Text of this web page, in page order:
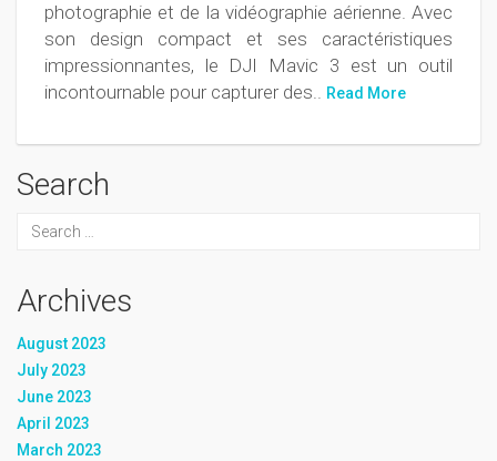
photographie et de la vidéographie aérienne. Avec
son design compact et ses caractéristiques
impressionnantes, le DJI Mavic 3 est un outil
incontournable pour capturer des.. Read More
Search
Archives
August 2023
July 2023
June 2023
April 2023
March 2023